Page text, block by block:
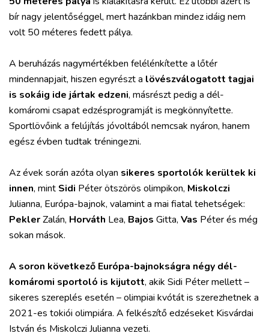
bír nagy jelentőséggel, mert hazánkban mindez idáig nem
volt 50 méteres fedett pálya.
A beruházás nagymértékben felélénkítette a lőtér
mindennapjait, hiszen egyrészt a lövészválogatott tagjai
is sokáig ide jártak edzeni, másrészt pedig a dél-
komáromi csapat edzésprogramját is megkönnyítette.
Sportlövőink a felújítás jóvoltából nemcsak nyáron, hanem
egész évben tudtak tréningezni.
Az évek során azóta olyan sikeres sportolók kerültek ki
innen, mint Sidi Péter ötszörös olimpikon, Miskolczi
Julianna, Európa-bajnok, valamint a mai fiatal tehetségek:
PeklerZalán, Horváth Lea, Bajos Gitta, Vas Péter és még
sokan mások.
A soron következő Európa-bajnokságra négy dél-
komáromi sportoló is kijutott, akik Sidi Péter mellett –
sikeres szereplés esetén – olimpiai kvótát is szerezhetnek a
2021-es tokiói olimpiára. A felkészítő edzéseket Kisvárdai
István és Miskolczi Julianna vezeti.